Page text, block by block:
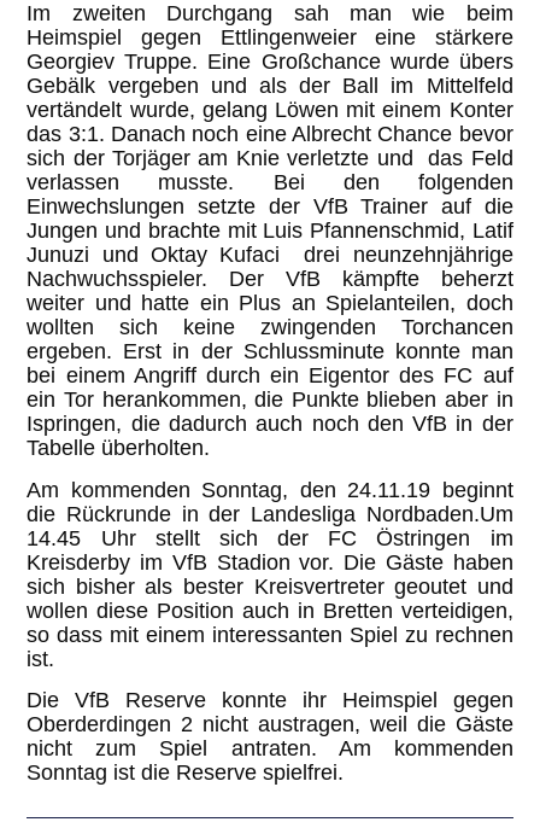
Im zweiten Durchgang sah man wie beim
Heimspiel gegen Ettlingenweier eine stärkere
Georgiev Truppe. Eine Großchance wurde übers
Gebälk vergeben und als der Ball im Mittelfeld
vertändelt wurde, gelang Löwen mit einem Konter
das 3:1. Danach noch eine Albrecht Chance bevor
sich der Torjäger am Knie verletzte und das Feld
verlassen musste. Bei den folgenden
Einwechslungen setzte der VfB Trainer auf die
Jungen und brachte mit Luis Pfannenschmid, Latif
Junuzi und Oktay Kufaci drei neunzehnjährige
Nachwuchsspieler. Der VfB kämpfte beherzt
weiter und hatte ein Plus an Spielanteilen, doch
wollten sich keine zwingenden Torchancen
ergeben. Erst in der Schlussminute konnte man
bei einem Angriff durch ein Eigentor des FC auf
ein Tor herankommen, die Punkte blieben aber in
Ispringen, die dadurch auch noch den VfB in der
Tabelle überholten.
Am kommenden Sonntag, den 24.11.19 beginnt
die Rückrunde in der Landesliga Nordbaden.Um
14.45 Uhr stellt sich der FC Östringen im
Kreisderby im VfB Stadion vor. Die Gäste haben
sich bisher als bester Kreisvertreter geoutet und
wollen diese Position auch in Bretten verteidigen,
so dass mit einem interessanten Spiel zu rechnen
ist.
Die VfB Reserve konnte ihr Heimspiel gegen
Oberderdingen 2 nicht austragen, weil die Gäste
nicht zum Spiel antraten. Am kommenden
Sonntag ist die Reserve spielfrei.